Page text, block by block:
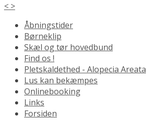
< >
Åbningstider
Børneklip
Skæl og tør hovedbund
Find os !
Pletskaldethed - Alopecia Areata
Lus kan bekæmpes
Onlinebooking
Links
Forsiden